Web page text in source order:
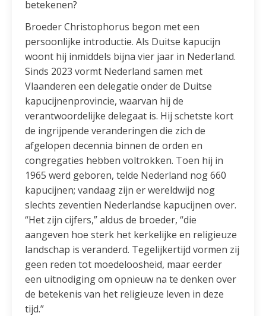
betekenen?
Broeder Christophorus begon met een
persoonlijke introductie. Als Duitse kapucijn
woont hij inmiddels bijna vier jaar in Nederland.
Sinds 2023 vormt Nederland samen met
Vlaanderen een delegatie onder de Duitse
kapucijnenprovincie, waarvan hij de
verantwoordelijke delegaat is. Hij schetste kort
de ingrijpende veranderingen die zich de
afgelopen decennia binnen de orden en
congregaties hebben voltrokken. Toen hij in
1965 werd geboren, telde Nederland nog 660
kapucijnen; vandaag zijn er wereldwijd nog
slechts zeventien Nederlandse kapucijnen over.
“Het zijn cijfers,” aldus de broeder, “die
aangeven hoe sterk het kerkelijke en religieuze
landschap is veranderd. Tegelijkertijd vormen zij
geen reden tot moedeloosheid, maar eerder
een uitnodiging om opnieuw na te denken over
de betekenis van het religieuze leven in deze
tijd.”